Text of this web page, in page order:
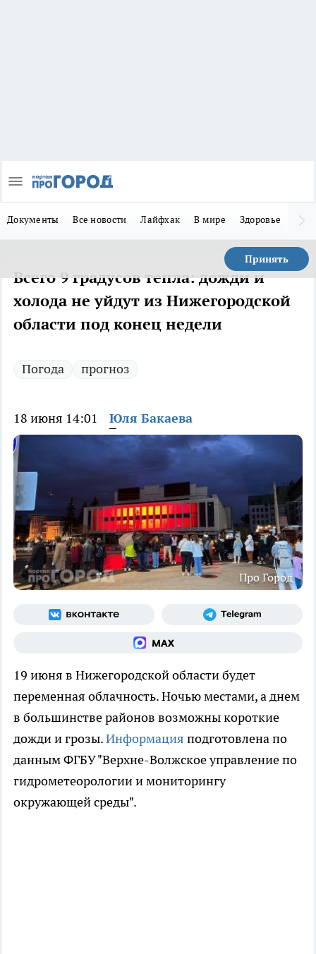
Документы Все новости Лайфхак В мире Здоровье
Принять
Всего 9 градусов тепла: дожди и
холода не уйдут из Нижегородской
области под конец недели
Погода прогноз
18 июня 14:01 Юля Бакаева
Про Город
19 июня в Нижегородской области будет
переменная облачность. Ночью местами, а днем
в большинстве районов возможны короткие
дожди и грозы.Информация подготовлена по
данным ФГБУ "Верхне-Волжское управление по
гидрометеорологии и мониторингу
окружающей среды".